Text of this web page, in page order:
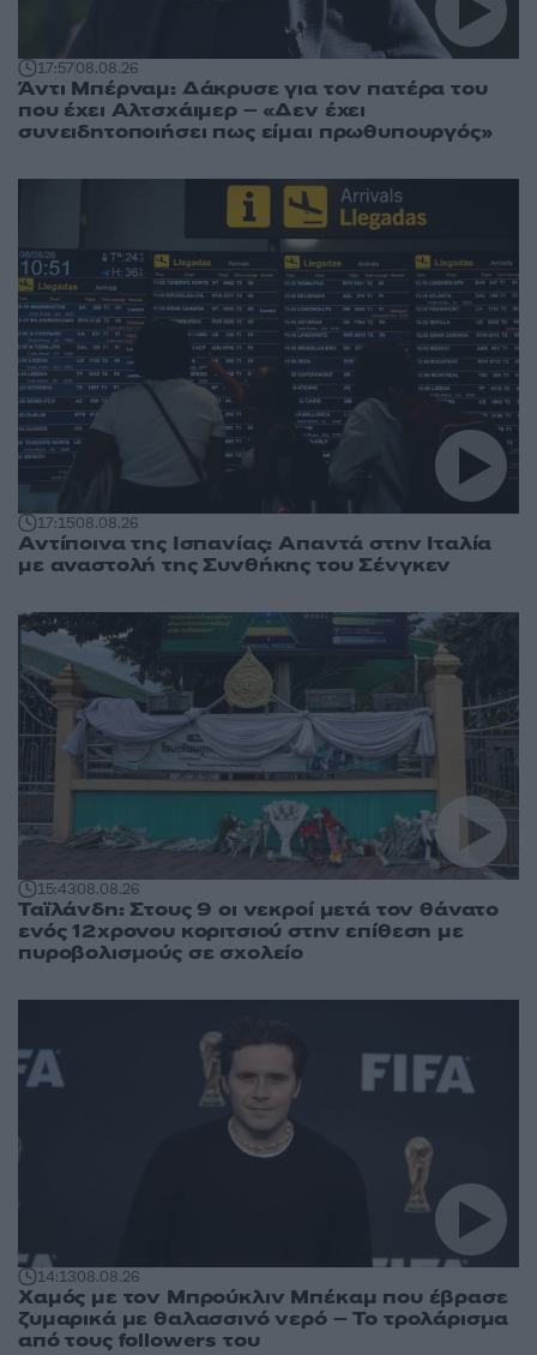
17:5708.08.26
Άντι Μπέρναμ: Δάκρυσε για τον πατέρα του
που έχει Αλτσχάιμερ – «Δεν έχει
συνειδητοποιήσει πως είμαι πρωθυπουργός»
17:1508.08.26
Αντίποινα της Ισπανίας: Απαντά στην Ιταλία
με αναστολή της Συνθήκης του Σένγκεν
15:4308.08.26
Ταϊλάνδη: Στους 9 οι νεκροί μετά τον θάνατο
ενός 12χρονου κοριτσιού στην επίθεση με
πυροβολισμούς σε σχολείο
14:1308.08.26
Χαμός με τον Μπρούκλιν Μπέκαμ που έβρασε
ζυμαρικά με θαλασσινό νερό – Το τρολάρισμα
από τους followers του